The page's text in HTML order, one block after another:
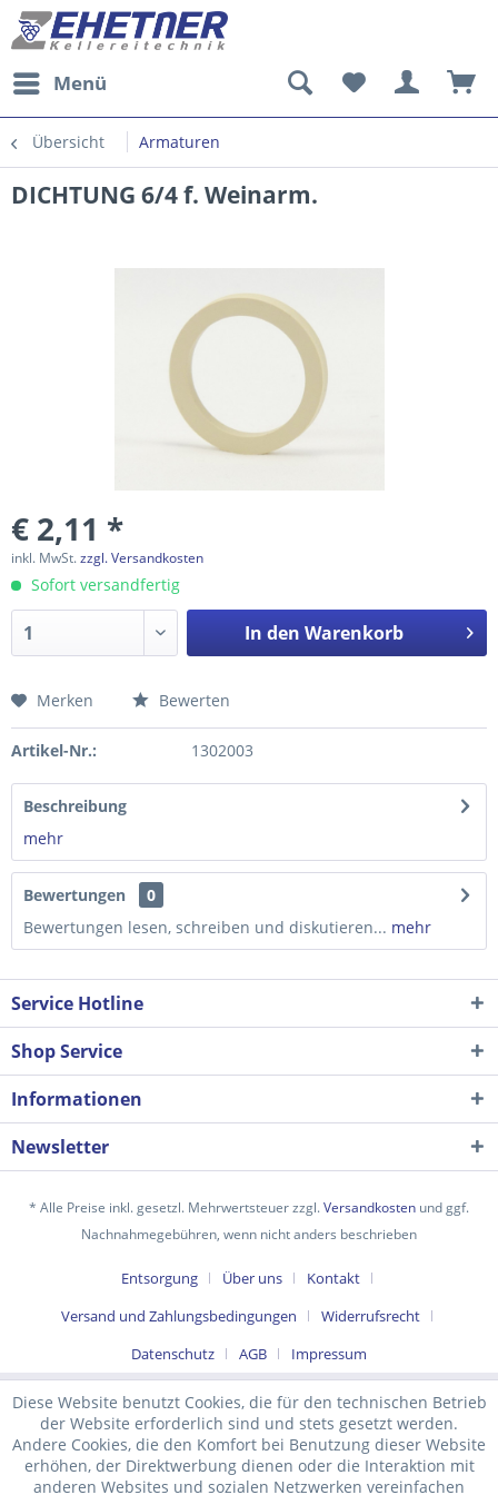
Menü
Übersicht Armaturen
DICHTUNG 6/4 f. Weinarm.
€ 2,11 *
inkl. MwSt.zzgl. Versandkosten
Sofort versandfertig
In den Warenkorb
Preis anfragen
Ich habe dieDatenschutzerklärunggelesen,
Mit * gekennzeichnete Felder sind Pflichtfelder.
Merken Bewerten
Artikel-Nr.: 1302003
Beschreibung
mehr
Bewertungen
0
Bewertungen lesen, schreiben und diskutieren... mehr
Service Hotline
Shop Service
Informationen
Newsletter
* Alle Preise inkl. gesetzl. Mehrwertsteuer zzgl.Versandkosten und ggf.
Nachnahmegebühren, wenn nicht anders beschrieben
Entsorgung Über uns
Kontakt
Versand und Zahlungsbedingungen
Widerrufsrecht
Datenschutz
AGB Impressum
Diese Website benutzt Cookies, die für den technischen Betrieb
der Website erforderlich sind und stets gesetzt werden.
Andere Cookies, die den Komfort bei Benutzung dieser Website
erhöhen, der Direktwerbung dienen oder die Interaktion mit
anderen Websites und sozialen Netzwerken vereinfachen